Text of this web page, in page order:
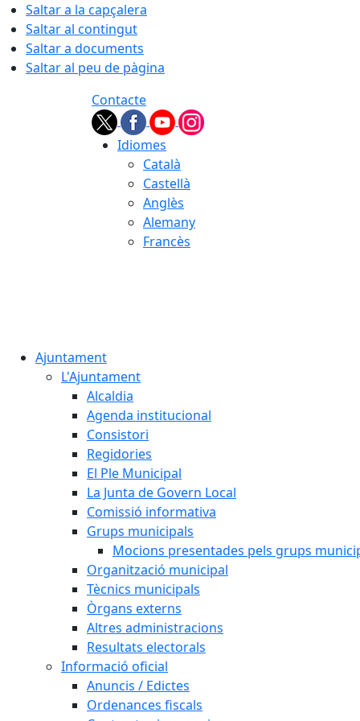
Saltar a la capçalera
Saltar al contingut
Saltar a documents
Saltar al peu de pàgina
Contacte
Idiomes
Català
Castellà
Anglès
Alemany
Francès
Ajuntament
L'Ajuntament
Alcaldia
Agenda institucional
Consistori
Regidories
El Ple Municipal
La Junta de Govern Local
Comissió informativa
Grups municipals
Mocions presentades pels grups
Organització municipal
Tècnics municipals
Òrgans externs
Altres administracions
Resultats electorals
Informació oficial
Anuncis / Edictes
Ordenances fiscals